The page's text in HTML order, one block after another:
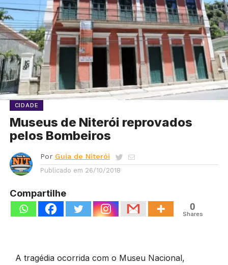
CIDADE
Museus de Niterói reprovados
pelos Bombeiros
Por Guia de Niterói
Publicado em 26/10/2018
Compartilhe
0
Shares
A tragédia ocorrida com o Museu Nacional,